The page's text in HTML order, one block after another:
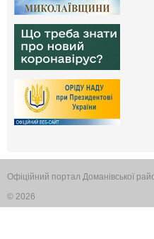
Офіційний портал Доманівської
© 2026